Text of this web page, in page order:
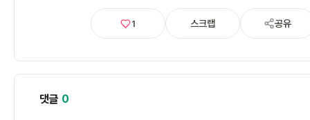
1 스크랩 공유
댓글 0